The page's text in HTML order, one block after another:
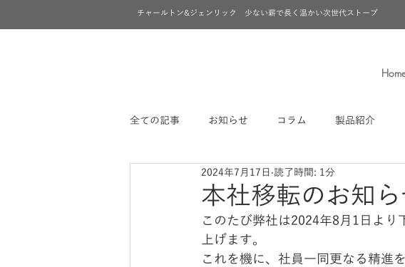
チャールトン&ジェンリック 少ない薪で長く温かい次世代ストーブ
全ての記事 お知らせ コラム 製品紹介
本社移転のお知ら
2024年7月17日 読了時間: 1分
このたび弊社は2024年8月1日よ
上げます。
これを機に、社員一同更なる精進